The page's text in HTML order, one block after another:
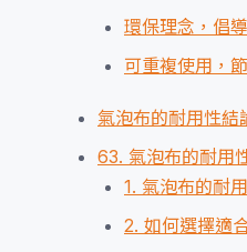
環保理念，倡
可重複使用，
氣泡布的耐用性結
63. 氣泡布的耐用
1. 氣泡布的耐
2. 如何選擇適